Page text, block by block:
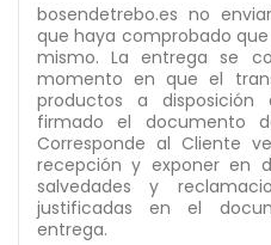
bosendetrebo.es no
que haya comprobado
mismo. La entrega se
momento en que el
productos a
firmado el documento
Corresponde al Cliente
recepción y exponer en
salvedades y
justificadas en el
entrega.